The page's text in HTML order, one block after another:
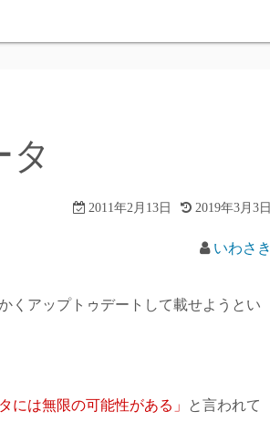
2011年2月13日 2019年3月3日
いわさき
くアップトゥデートして載せようとい
には無限の可能性がある」
と言われて